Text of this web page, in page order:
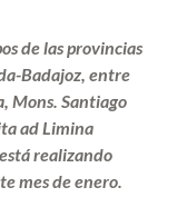
de las provincias
Badajoz, entre
Mons. Santiago
ad Limina
realizando
mes de enero.